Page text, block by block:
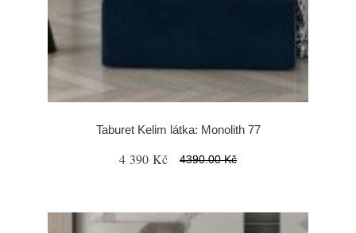
Taburet Kelim látka: Monolith 77
4 390 Kč 4390.00 Kč